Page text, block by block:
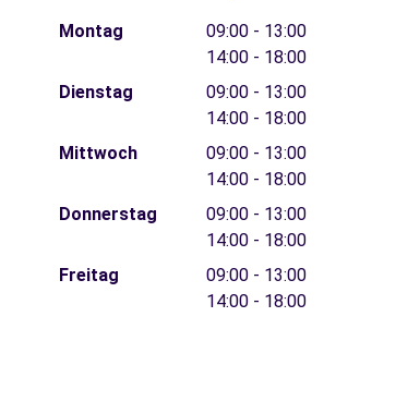
Montag
09:00 - 13:00
14:00 - 18:00
Dienstag
09:00 - 13:00
14:00 - 18:00
Mittwoch
09:00 - 13:00
14:00 - 18:00
Donnerstag
09:00 - 13:00
14:00 - 18:00
Freitag
09:00 - 13:00
14:00 - 18:00